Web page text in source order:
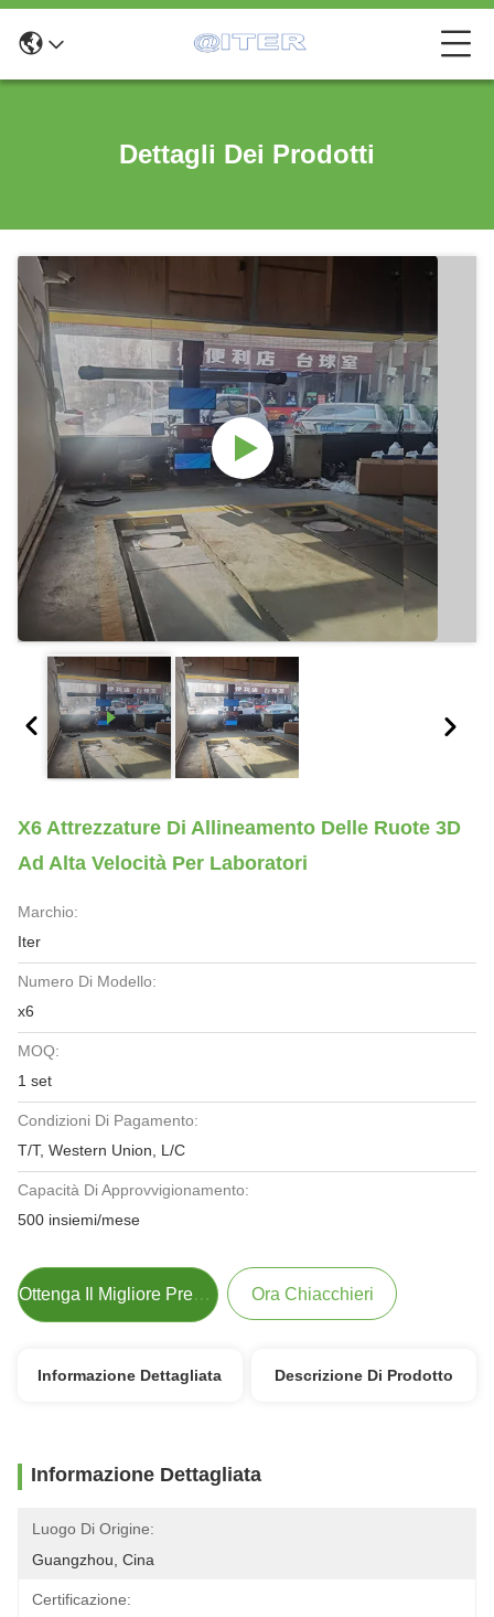
Dettagli Dei Prodotti
X6 Attrezzature Di Allineamento Delle Ruote 3D
Ad Alta Velocità Per Laboratori
Marchio:
Iter
Numero Di Modello:
x6
MOQ:
1 set
Condizioni Di Pagamento:
T/T, Western Union, L/C
Capacità Di Approvvigionamento:
500 insiemi/mese
Ottenga Il Migliore Prezzo Ora Chiacchieri
Informazione Dettagliata Descrizione Di Prodotto
Informazione Dettagliata
Luogo Di Origine:
Guangzhou, Cina
Certificazione: